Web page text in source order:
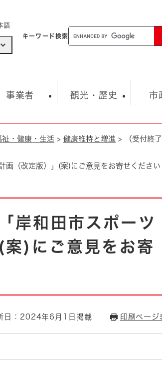
語
キーワード検索
生涯学習・スポーツ
事業者
入札・契約情報 まちづくり
産業振興 税金
観光・歴史
観光スポット
動画情報
市
要 総合計画
人権・平和
とじる
オープンデータ
祉・健康・生活 > 健康維持と増進 >
（受付終
画（改定版）」(案)にご意見をお寄せください
岸和田市スポーツ
)にご意見をお寄
日：2024年6月1日掲載 印刷ページ